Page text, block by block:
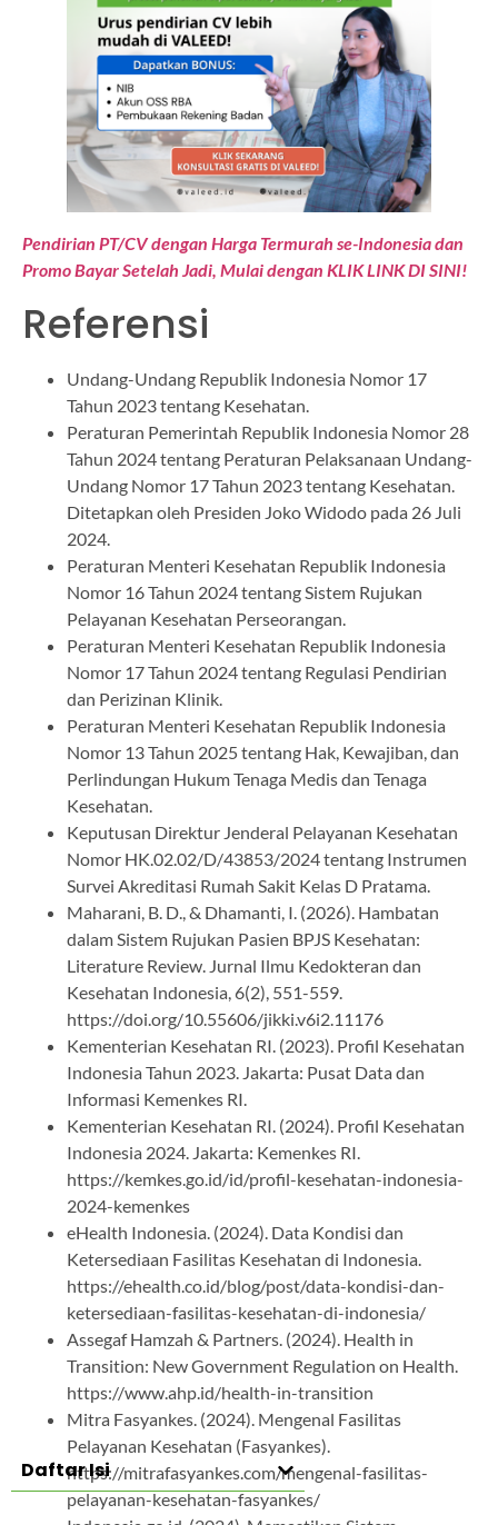
Pendirian PT/CV dengan Harga Termurah se-Indonesia dan
Promo Bayar Setelah Jadi, Mulai dengan KLIK LINK DI SINI!
Referensi
Undang-Undang Republik Indonesia Nomor 17
Tahun 2023 tentang Kesehatan.
Peraturan Pemerintah Republik Indonesia Nomor 28
Tahun 2024 tentang Peraturan Pelaksanaan Undang-
Undang Nomor 17 Tahun 2023 tentang Kesehatan.
Ditetapkan oleh Presiden Joko Widodo pada 26 Juli
2024.
Peraturan Menteri Kesehatan Republik Indonesia
Nomor 16 Tahun 2024 tentang Sistem Rujukan
Pelayanan Kesehatan Perseorangan.
Peraturan Menteri Kesehatan Republik Indonesia
Nomor 17 Tahun 2024 tentang Regulasi Pendirian
dan Perizinan Klinik.
Peraturan Menteri Kesehatan Republik Indonesia
Nomor 13 Tahun 2025 tentang Hak, Kewajiban, dan
Perlindungan Hukum Tenaga Medis dan Tenaga
Kesehatan.
Keputusan Direktur Jenderal Pelayanan Kesehatan
Nomor HK.02.02/D/43853/2024 tentang Instrumen
Survei Akreditasi Rumah Sakit Kelas D Pratama.
Maharani, B. D., & Dhamanti, I. (2026). Hambatan
dalam Sistem Rujukan Pasien BPJS Kesehatan:
Literature Review. Jurnal Ilmu Kedokteran dan
Kesehatan Indonesia, 6(2), 551-559.
https://doi.org/10.55606/jikki.v6i2.11176
Kementerian Kesehatan RI. (2023). Profil Kesehatan
Indonesia Tahun 2023. Jakarta: Pusat Data dan
Informasi Kemenkes RI.
Kementerian Kesehatan RI. (2024). Profil Kesehatan
Indonesia 2024. Jakarta: Kemenkes RI.
https://kemkes.go.id/id/profil-kesehatan-indonesia-
2024-kemenkes
eHealth Indonesia. (2024). Data Kondisi dan
Ketersediaan Fasilitas Kesehatan di Indonesia.
https://ehealth.co.id/blog/post/data-kondisi-dan-
ketersediaan-fasilitas-kesehatan-di-indonesia/
Assegaf Hamzah & Partners. (2024). Health in
Transition: New Government Regulation on Health.
https://www.ahp.id/health-in-transition
Mitra Fasyankes. (2024). Mengenal Fasilitas
Pelayanan Kesehatan (Fasyankes).
https://mitrafasyankes.com/mengenal-fasilitas-
pelayanan-kesehatan-fasyankes/
Daftar Isi